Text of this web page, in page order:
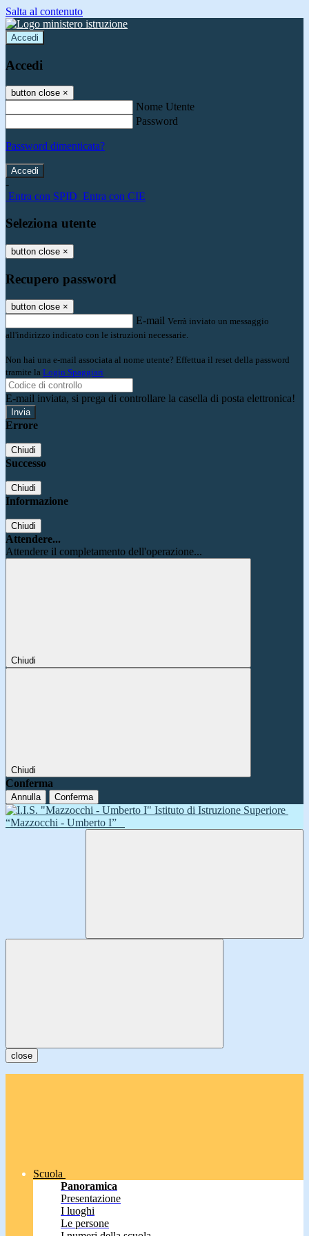
Salta al contenuto
Accedi
Accedi
button close ×
Nome Utente
Password
Password dimenticata?
-
Entra con SPID Entra con CIE
Seleziona utente
button close ×
Recupero password
button close ×
E-mail Verrà inviato un messaggio
all'indirizzo indicato con le istruzioni necessarie.
Non hai una e-mail associata al nome utente? Effettua il reset della password
tramite la Login Spaggiari
E-mail inviata, si prega di controllare la casella di posta elettronica!
Errore
Chiudi
Successo
Chiudi
Informazione
Chiudi
Attendere...
Attendere il completamento dell'operazione...
Chiudi
Chiudi
Conferma
Annulla Conferma
Istituto di Istruzione Superiore
“Mazzocchi - Umberto I”
close
Scuola
Panoramica
Presentazione
I luoghi
Le persone